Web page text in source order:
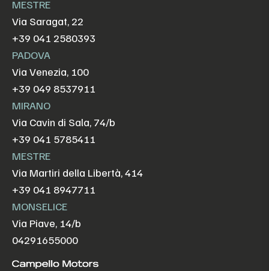
MESTRE
Via Saragat, 22
+39 041 2580393
PADOVA
Via Venezia, 100
+39 049 8537911
MIRANO
Via Cavin di Sala, 74/b
+39 041 5785411
MESTRE
Via Martiri della Libertà, 414
+39 041 8947711
MONSELICE
Via Piave, 14/b
04291655000